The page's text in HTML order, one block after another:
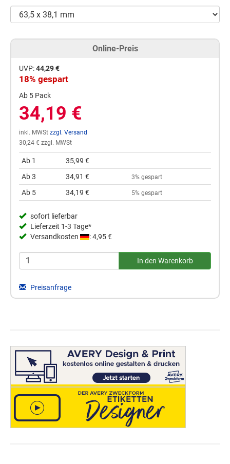
Online-Preis
UVP:44,29 €
18% gespart
Ab 5 Pack
34,19 €
inkl. MWSt zzgl. Versand
30,24 € zzgl. MWSt
Ab 1
35,99 €
Ab 3
34,91 € 3% gespart
Ab 5 34,19 € 5% gespart
sofort lieferbar
Lieferzeit 1-3 Tage*
Versandkosten
: 4,95 €
Preisanfrage